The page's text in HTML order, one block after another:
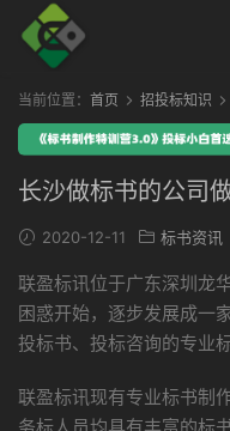
当前位置： 首页 招投标知识
长沙做标书的公司
2020-12-11 标书资讯
联盈标讯位于广东深圳龙
困惑开始，逐步发展成一
投标书、投标咨询的专业
联盈标讯现有专业标书制